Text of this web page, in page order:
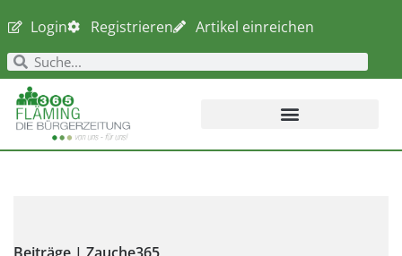
Login Registrieren Artikel einreichen